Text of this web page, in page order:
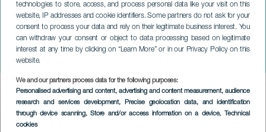
technologies to store, access, and process personal data like your visit on this
website, IP addresses and cookie identifiers. Some partners do not ask for your
consent to process your data and rely on their legitimate business interest. You
can withdraw your consent or object to data processing based on legitimate
interest at any time by clicking on “Learn More” or in our Privacy Policy on this
website.
We and our partners process data for the following purposes:
Personalised advertising and content, advertising and content measurement, audience
research and services development, Precise geolocation data, and identification
through device scanning, Store and/or access information on a device, Technical
cookies
Disney. Magia y Sinfonía
TENERIFE
Imagen
Listado